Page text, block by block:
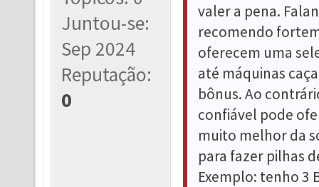
Juntou-se:
Sep 2024
Reputação:
0
valer a pena.
recomendo
oferecem uma
até máquinas
bônus. Ao
confiável pode
muito melhor da
para fazer pilhas
Exemplo: tenho 3